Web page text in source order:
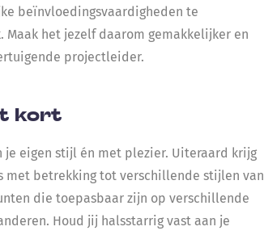
beïnvloedingsvaardigheden te
het jezelf daarom gemakkelijker en
projectleider.
kort
eigen stijl én met plezier. Uiteraard krijg
met betrekking tot verschillende stijlen van
die toepasbaar zijn op verschillende
Houd jij halsstarrig vast aan je